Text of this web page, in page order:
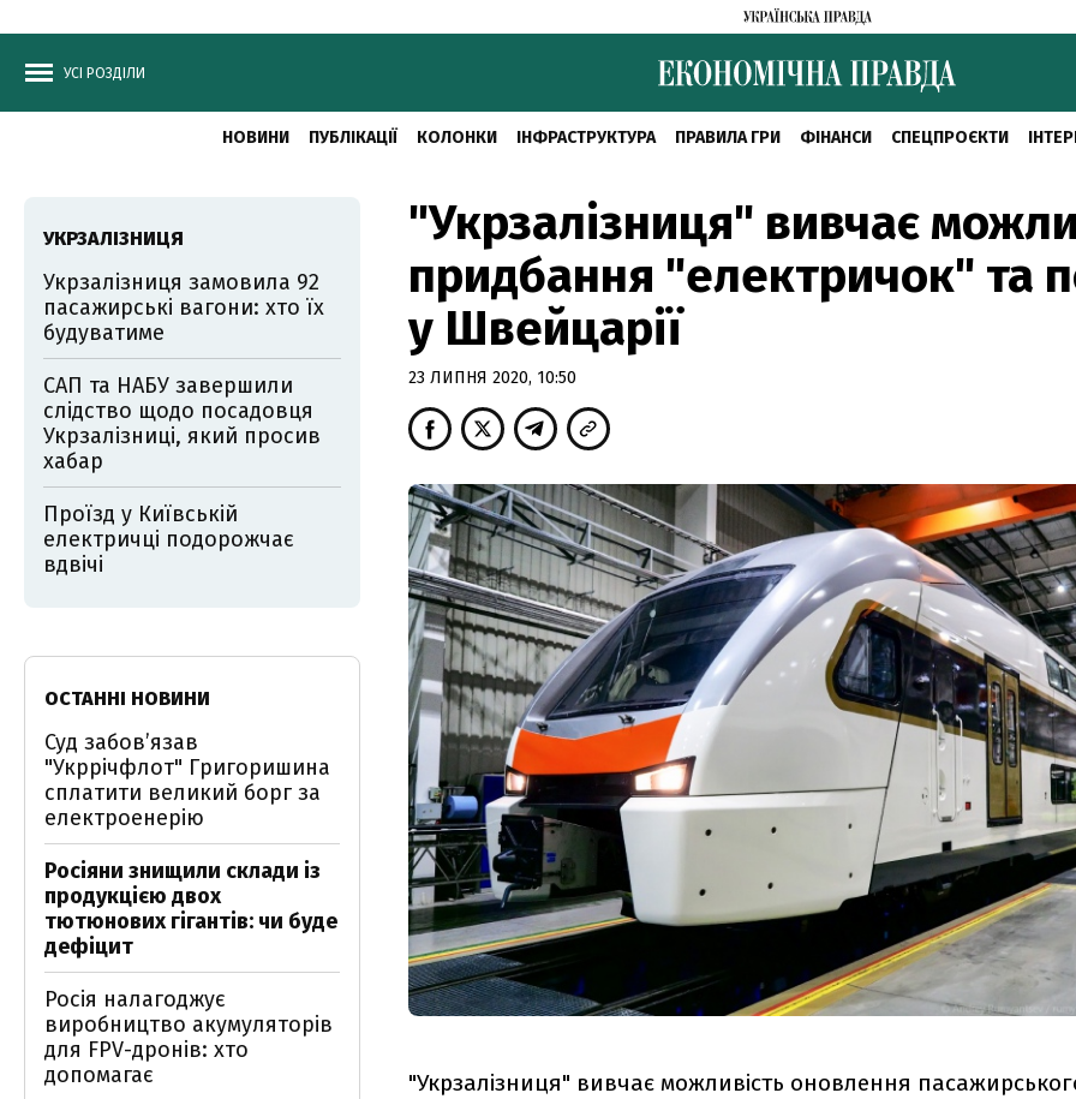
УСІ РОЗДІЛИ
НОВИНИ ПУБЛІКАЦІЇ КОЛОНКИ ІНФРАСТРУКТУРА ПРАВИЛА ГРИ ФІНАНСИ СПЕЦПРОЄКТИ
"Укрзалізниця" вивчає
придбання "електричок" та
у Швейцарії
23 ЛИПНЯ 2020, 10:50
"Укрзалізниця" вивчає можливість оновлення
УКРЗАЛІЗНИЦЯ
Укрзалізниця замовила 92
пасажирські вагони: хто їх
будуватиме
САП та НАБУ завершили
слідство щодо посадовця
Укрзалізниці, який просив
хабар
Проїзд у Київській
електричці подорожчає
вдвічі
ОСТАННІ НОВИНИ
Суд забов’язав
"Укррічфлот" Григоришина
сплатити великий борг за
електроенерію
Росіяни знищили склади із
продукцією двох
тютюнових гігантів: чи буде
дефіцит
Росія налагоджує
виробництво акумуляторів
для FPV-дронів: хто
допомагає